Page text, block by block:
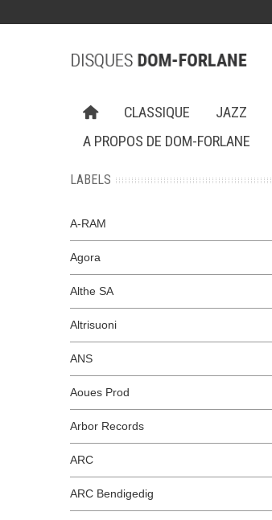
CLASSIQUE JAZZ
A PROPOS DE DOM-FORLANE
LABELS
A-RAM
Agora
Althe SA
Altrisuoni
ANS
Aoues Prod
Arbor Records
ARC
ARC Bendigedig